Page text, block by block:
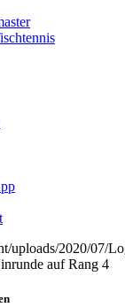
uploads/2020/07/
auf Rang 4